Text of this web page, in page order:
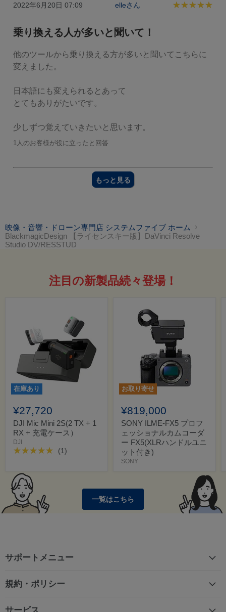
2022年6月20日 07:09 elleさん
乗り換える人が多いと聞いて！
他のツールから乗り換える方が多いと聞いてこちらに
変えました。
日本語にも変えられるとあって
とてもありがたいです。
少しずつ覚えていきたいと思います。
1人のお客様が役に立ったと回答
もっと見る
映像・音響・ドローン専門店 システムファイブ ホーム
BlackmagicDesign 【ライセンスキー版】DaVinci Resolve
Studio DV/RESSTUD
注目の新製品続々登場！
在庫あり
¥27,720
DJI Mic Mini 2S(2 TX + 1
RX + 充電ケース）
DJI
(1)
お取り寄せ
¥819,000
SONY ILME-FX5 プロフ
ェッショナルカムコーダ
ー FX5(XLRハンドルユニ
ット付き)
SONY
一覧はこちら
サポートメニュー
規約・ポリシー